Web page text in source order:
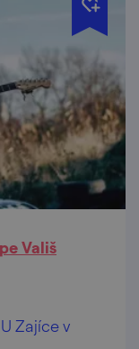
Vališ
Zajíce v